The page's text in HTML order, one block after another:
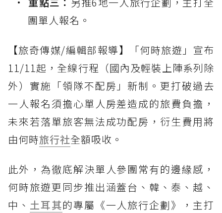
團單人報名。
【旅奇傳媒/編輯部報導】「何時旅遊」宣布
11/11起，全線行程（國內及輕裝上陣系列除
外）實施「領隊不配房」新制。更打破過去
一人報名須擔心單人房差造成的旅費負擔，
未來若落單旅客無法成功配房，衍生費用將
由何時旅行社全額吸收。
此外，為徹底解決單人參團常有的邊緣感，
何時旅遊更同步推出涵蓋台、韓、泰、越、
中、 土耳其的專屬《一人旅行企劃》，主打